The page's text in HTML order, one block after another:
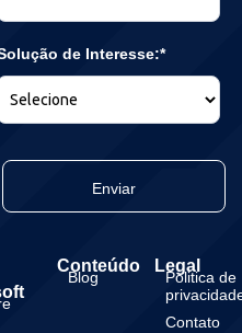
de Interesse:*
Enviar
Conteúdo
Blog
Legal
Politica de
Contato